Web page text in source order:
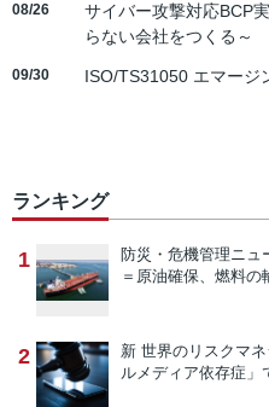
08/26
サイバー攻撃対応BCP
らない会社をつくる～
09/30 ISO/TS31050 エマージ
ランキング
1 防災・危機管理ニュ
＝原油確保、燃料の
2 新 世界のリスクマ
ルメディア依存症」